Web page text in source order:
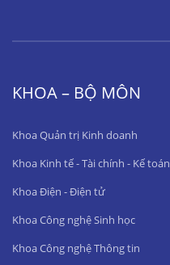
KHOA – BỘ MÔN
Khoa Quản trị Kinh doanh
Khoa Kinh tế - Tài chính - Kế toán
Khoa Điện - Điện tử
Khoa Công nghệ Sinh học
Khoa Công nghệ Thông tin